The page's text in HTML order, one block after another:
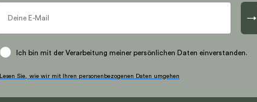
→
Ich bin mit der Verarbeitung meiner persönlichen Daten einverstanden.
Lesen Sie, wie wir mit Ihren personenbezogenen Daten umgehen